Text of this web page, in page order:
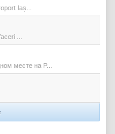
Iaș...
...
месте на P...